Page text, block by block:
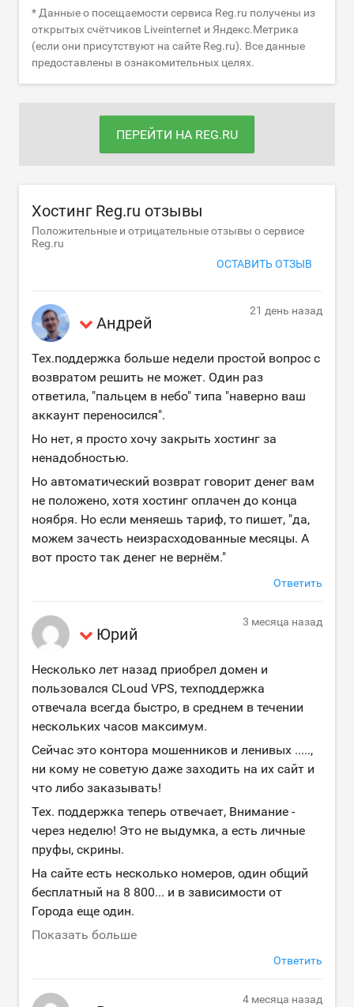
ПЕРЕЙТИ НА REG.RU
Хостинг Reg.ru отзывы
Положительные и отрицательные отзывы о сервисе
Reg.ru
ОСТАВИТЬ ОТЗЫВ
Андрей
21 день назад
Тех.поддержка больше недели простой вопрос с
возвратом решить не может. Один раз
ответила, "пальцем в небо" типа "наверно ваш
аккаунт переносился".
Но нет, я просто хочу закрыть хостинг за
ненадобностью.
Но автоматический возврат говорит денег вам
не положено, хотя хостинг оплачен до конца
ноября. Но если меняешь тариф, то пишет, "да,
можем зачесть неизрасходованные месяцы. А
вот просто так денег не вернём."
Ответить
Юрий
3 месяца назад
Несколько лет назад приобрел домен и
пользовался CLoud VPS, техподдержка
отвечала всегда быстро, в среднем в течении
нескольких часов максимум.
Сейчас это контора мошенников и ленивых .....,
ни кому не советую даже заходить на их сайт и
что либо заказывать!
Тех. поддержка теперь отвечает, Внимание -
через неделю! Это не выдумка, а есть личные
пруфы, скрины.
На сайте есть несколько номеров, один общий
бесплатный на 8 800... и в зависимости от
Города еще один.
Показать больше
Ответить
4 месяца назад
* Данные о посещаемости сервиса Reg.ru получены из
открытых счётчиков Liveinternet и Яндекс.Метрика
(если они присутствуют на сайте Reg.ru). Все данные
предоставлены в ознакомительных целях.